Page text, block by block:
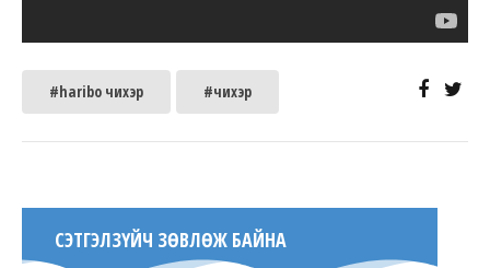
#haribo чихэр #чихэр
СЭТГЭЛЗҮЙЧ ЗӨВЛӨЖ БАЙНА